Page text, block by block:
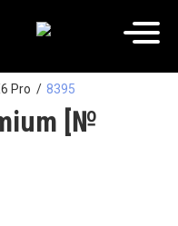
Pro 8395
[№